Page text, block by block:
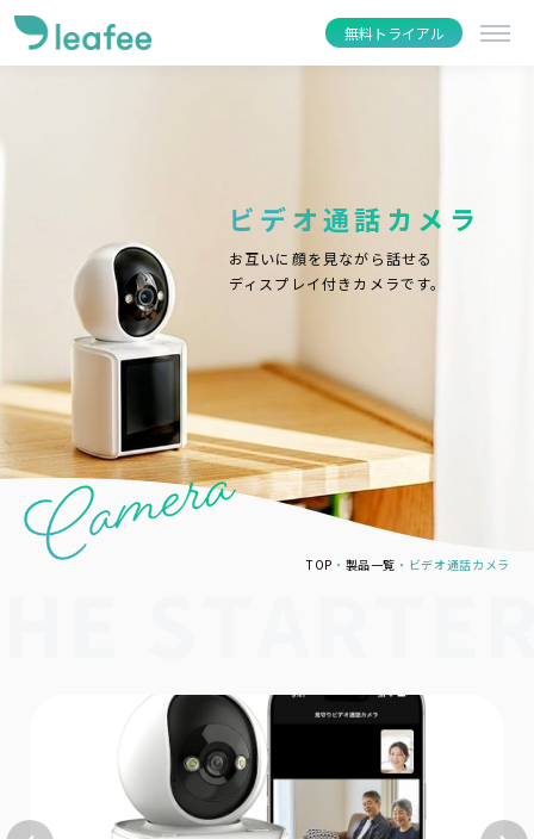
無料トライアル
ビデオ通話カメラ
お互いに顔を見ながら話せる
ディスプレイ付きカメラです。
TOP 製品一覧 ビデオ通話カメラ